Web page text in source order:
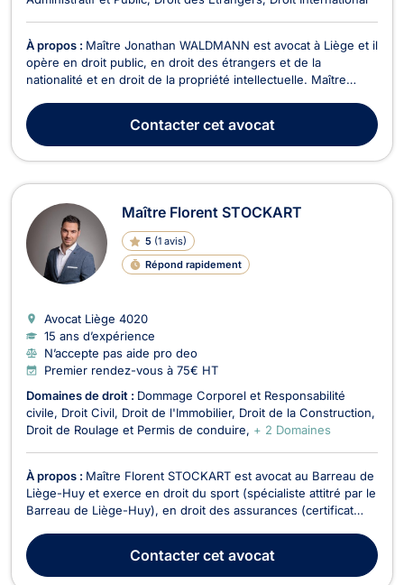
À propos : Maître Jonathan WALDMANN est avocat à Liège et il
opère en droit public, en droit des étrangers et de la
nationalité et en droit de la propriété intellectuelle. Maître
relevant du droit de la fonction publique et du droit
administratif. À cet effet, il assure la d...
Contactercet avocat
Maître Florent STOCKART
5 (1 avis)
Répond rapidement
Avocat Liège 4020
15 ans d’expérience
N’accepte pas aide pro deo
Premier rendez-vous à 75€ HT
Domaines de droit : Dommage Corporel et Responsabilité
civile
Droit Civil Droit de l'Immobilier Droit de la Construction
Droit de Roulage et Permis de conduire
+ 2 Domaines
À propos : Maître Florent STOCKART est avocat au Barreau de
Liège-Huy et exerce en droit du sport (spécialiste attitré par le
Barreau de Liège-Huy), en droit des assurances (certificat
(contractuelle et délictuelle), droit de la construction, droit du
dommage corporel (indemnisatio...
Contactercet avocat